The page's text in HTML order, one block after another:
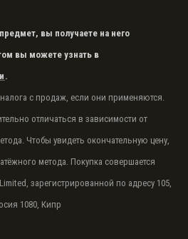
вы получаете на него
вы можете узнать в
.
с продаж, если они применяются.
отличаться в зависимости от
Чтобы увидеть окончательную цену,
метода. Покупка совершается
зарегистрированной по адресу 105,
1080, Кипр